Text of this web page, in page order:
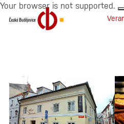
Your browser is not supported.